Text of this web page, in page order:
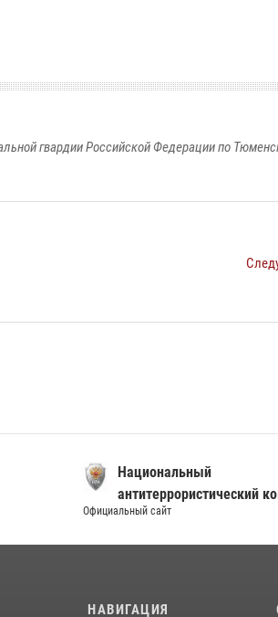
гвардии Российской Федерации по
Национальный
антитеррористический
Официальный сайт
НАВИГАЦИЯ